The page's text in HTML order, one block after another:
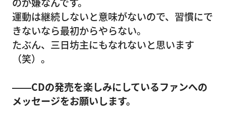
運動は継続しないと意味がないので、習慣にで
きないなら最初からやらない。
たぶん、三日坊主にもなれないと思います
（笑）。
――CDの発売を楽しみにしているファンへの
メッセージをお願いします。